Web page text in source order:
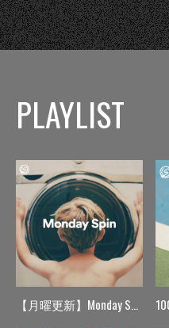
PLAYLIST
【月曜更新】Monday Spin